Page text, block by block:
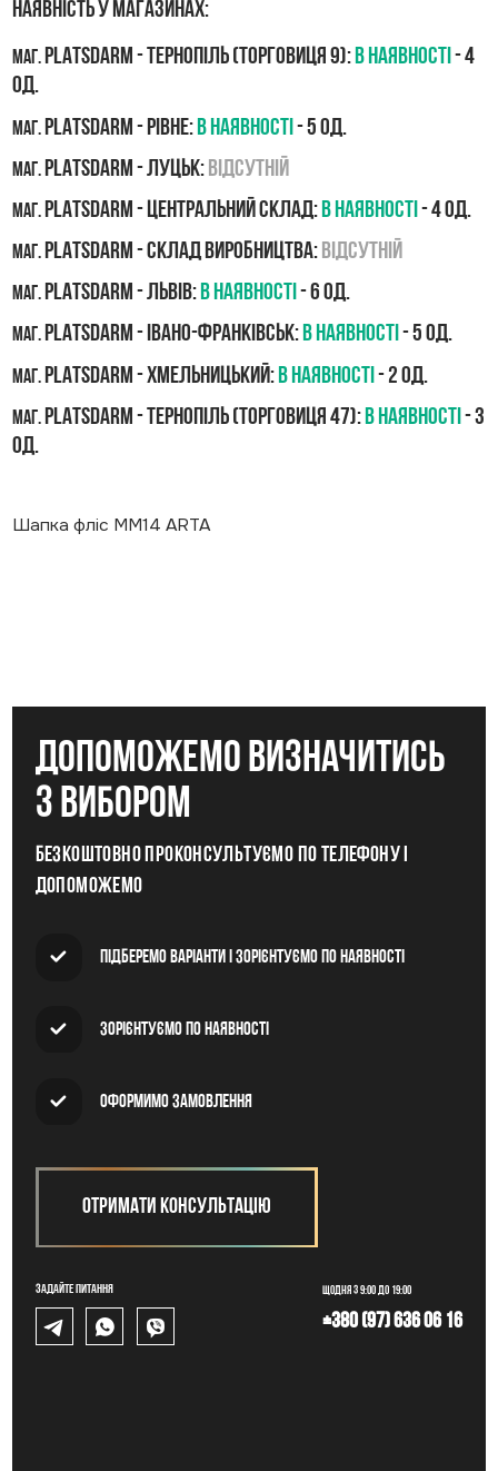
Наявність у магазинах:
маг.PLATSDARM - Тернопіль (Торговиця 9):В наявності- 4
од.
маг.PLATSDARM - Рівне: В наявності - 5 од.
маг.PLATSDARM - Луцьк:Відсутній
маг.PLATSDARM - Центральний склад:В наявності- 4 од.
маг.PLATSDARM - Склад виробництва:Відсутній
маг.PLATSDARM - Львів:В наявності- 6 од.
маг.PLATSDARM - Івано-Франківськ:В наявності- 5 од.
маг.PLATSDARM - Хмельницький:В наявності- 2 од.
маг.PLATSDARM - Тернопіль (Торговиця 47):В наявності- 3
од.
Шапка фліс MM14 ARTA
допоможемо визначитись
з вибором
Безкоштовно проконсультуємо по телефону і
допоможемо
Підберемо варіанти і зорієнтуємо по наявності
Зорієнтуємо по наявності
Оформимо замовлення
Отримати консультацію
Задайте питання Щодня з 9:00 до 19:00
+380 (97) 636 06 16